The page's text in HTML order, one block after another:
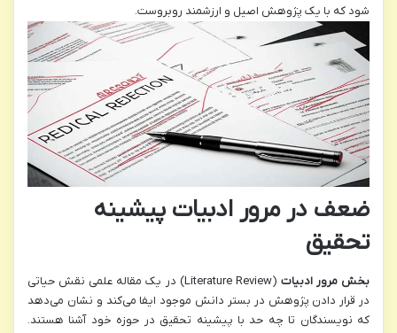
شود که با یک پژوهش اصیل و ارزشمند روبروست.
ضعف در مرور ادبیات پیشینه
تحقیق
بخش مرور ادبیات
(Literature Review) در یک مقاله علمی نقش حیاتی
در قرار دادن پژوهش در بستر دانش موجود ایفا می‌کند و نشان می‌دهد
که نویسندگان تا چه حد با پیشینه تحقیق در حوزه خود آشنا هستند.